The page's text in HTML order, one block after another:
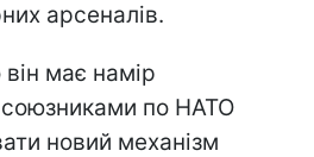
арсеналів.
має намір
союзниками по НАТО
новий механізм